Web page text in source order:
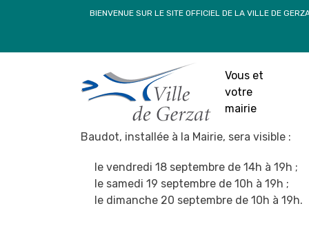
BIENVENUE SUR LE SITE OFFICIEL DE LA VILLE DE
Vous et
votre
mairie
Les
Dans le cadre de la 25ème édition des Arts
Baudot, installée à la Mairie, sera visible :
le vendredi 18 septembre de 14h à 19h ;
le samedi 19 septembre de 10h à 19h ;
le dimanche 20 septembre de 10h à 19h.